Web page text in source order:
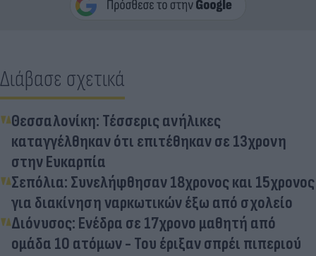
Διάβασε σχετικά
Θεσσαλονίκη: Τέσσερις ανήλικες
καταγγέλθηκαν ότι επιτέθηκαν σε 13χρονη
στην Ευκαρπία
Σεπόλια: Συνελήφθησαν 18χρονος και 15χρονος
για διακίνηση ναρκωτικών έξω από σχολείο
Διόνυσος: Ενέδρα σε 17χρονο μαθητή από
ομάδα 10 ατόμων - Του έριξαν σπρέι πιπεριού